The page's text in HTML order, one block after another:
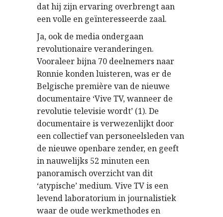
dat hij zijn ervaring overbrengt aan
een volle en geïnteresseerde zaal.
Ja, ook de media ondergaan
revolutionaire veranderingen.
Vooraleer bijna 70 deelnemers naar
Ronnie konden luisteren, was er de
Belgische première van de nieuwe
documentaire ‘Vive TV, wanneer de
revolutie televisie wordt’ (1). De
documentaire is verwezenlijkt door
een collectief van personeelsleden van
de nieuwe openbare zender, en geeft
in nauwelijks 52 minuten een
panoramisch overzicht van dit
‘atypische’ medium. Vive TV is een
levend laboratorium in journalistiek
waar de oude werkmethodes en